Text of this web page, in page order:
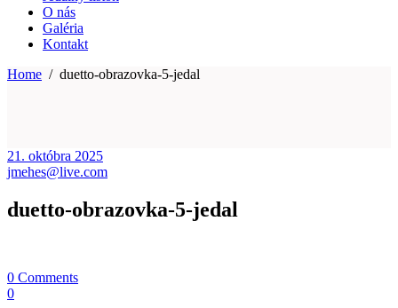
O nás
Galéria
Kontakt
Home / duetto-obrazovka-5-jedal
21. októbra 2025
jmehes@live.com
duetto-obrazovka-5-jedal
0 Comments
0